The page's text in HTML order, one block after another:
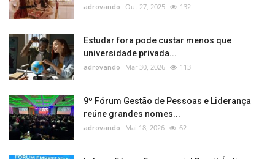
adrovando Out 27, 2025 132
Estudar fora pode custar menos que
universidade privada...
adrovando Mar 30, 2026 113
9º Fórum Gestão de Pessoas e Liderança
reúne grandes nomes...
adrovando Mai 18, 2026 62